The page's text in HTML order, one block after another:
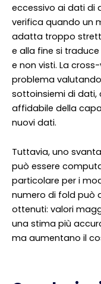
eccessivo ai dati di
verifica quando un
adatta troppo
e alla fine si
e non visti. La
problema
sottoinsiemi di dati,
affidabile della
nuovi dati.
Tuttavia, uno
può essere
particolare per i
numero di fold può
ottenuti: valori
una stima più
ma aumentano il